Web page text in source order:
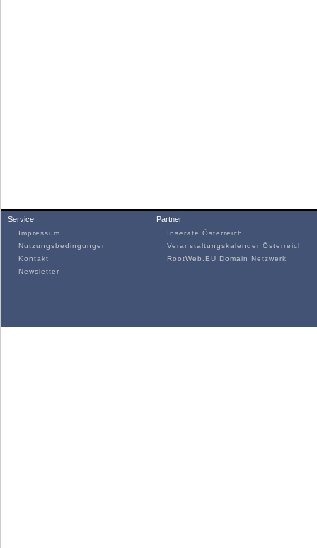
Service
Impressum
Nutzungsbedingungen
Kontakt
Newsletter
Partner
Inserate Österreich
Veranstaltungskalender Österreich
RootWeb.EU Domain Netzwerk